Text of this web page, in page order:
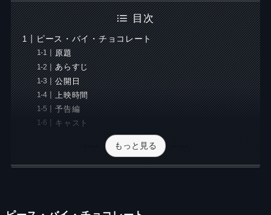
目次
ピース・バイ・チョコレート
原題
あらすじ
公開日
上映時間
予告編
キャスト
もっと見る